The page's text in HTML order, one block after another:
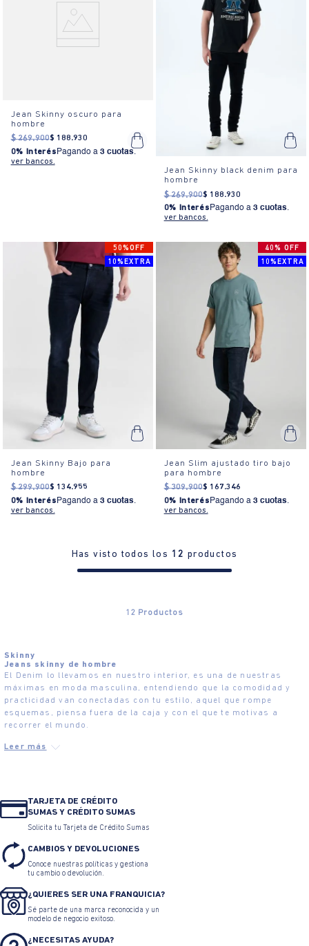
Jean Skinny oscuro para
hombre
$ 269.900$ 188.930
0% Interés Pagando a 3 cuotas.
ver bancos.
Jean Skinny black denim para
hombre
$ 269.900$ 188.930
0% InterésPagando a 3 cuotas.
ver bancos.
50%OFF
10%EXTRA
Jean Skinny Bajo para
hombre
$ 299.900$ 134.955
0% Interés Pagando a 3 cuotas.
ver bancos.
40% OFF
10%EXTRA
Jean Slim ajustado tiro bajo
para hombre
$ 309.900$ 167.346
0% Interés Pagando a 3 cuotas.
ver bancos.
Has visto todos los 12 productos
12 Productos
Skinny
Jeans skinny de hombre
El Denim lo llevamos en nuestro interior, es una de nuestras
máximas en moda masculina, entendiendo que la comodidad y
practicidad van conectadas con tu estilo, aquel que rompe
esquemas, piensa fuera de la caja y con el que te motivas a
recorrer el mundo.
TARJETA DE CRÉDITO
SUMAS Y CRÉDITO SUMAS
Solicita tu Tarjeta de Crédito Sumas
CAMBIOS Y DEVOLUCIONES
Conoce nuestras políticas y gestiona
tu cambio o devolución.
¿QUIERES SER UNA FRANQUICIA?
Sé parte de una marca reconocida y un
modelo de negocio exitoso.
¿NECESITAS AYUDA?